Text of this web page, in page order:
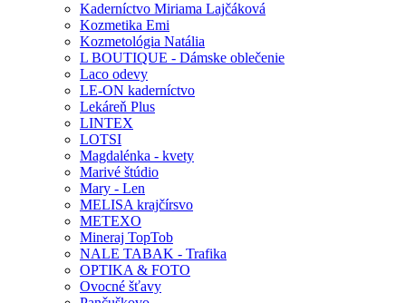
Kaderníctvo Miriama Lajčáková
Kozmetika Emi
Kozmetológia Natália
L BOUTIQUE - Dámske oblečenie
Laco odevy
LE-ON kaderníctvo
Lekáreň Plus
LINTEX
LOTSI
Magdalénka - kvety
Marivé štúdio
Mary - Len
MELISA krajčírsvo
METEXO
Mineraj TopTob
NALE TABAK - Trafika
OPTIKA & FOTO
Ovocné šťavy